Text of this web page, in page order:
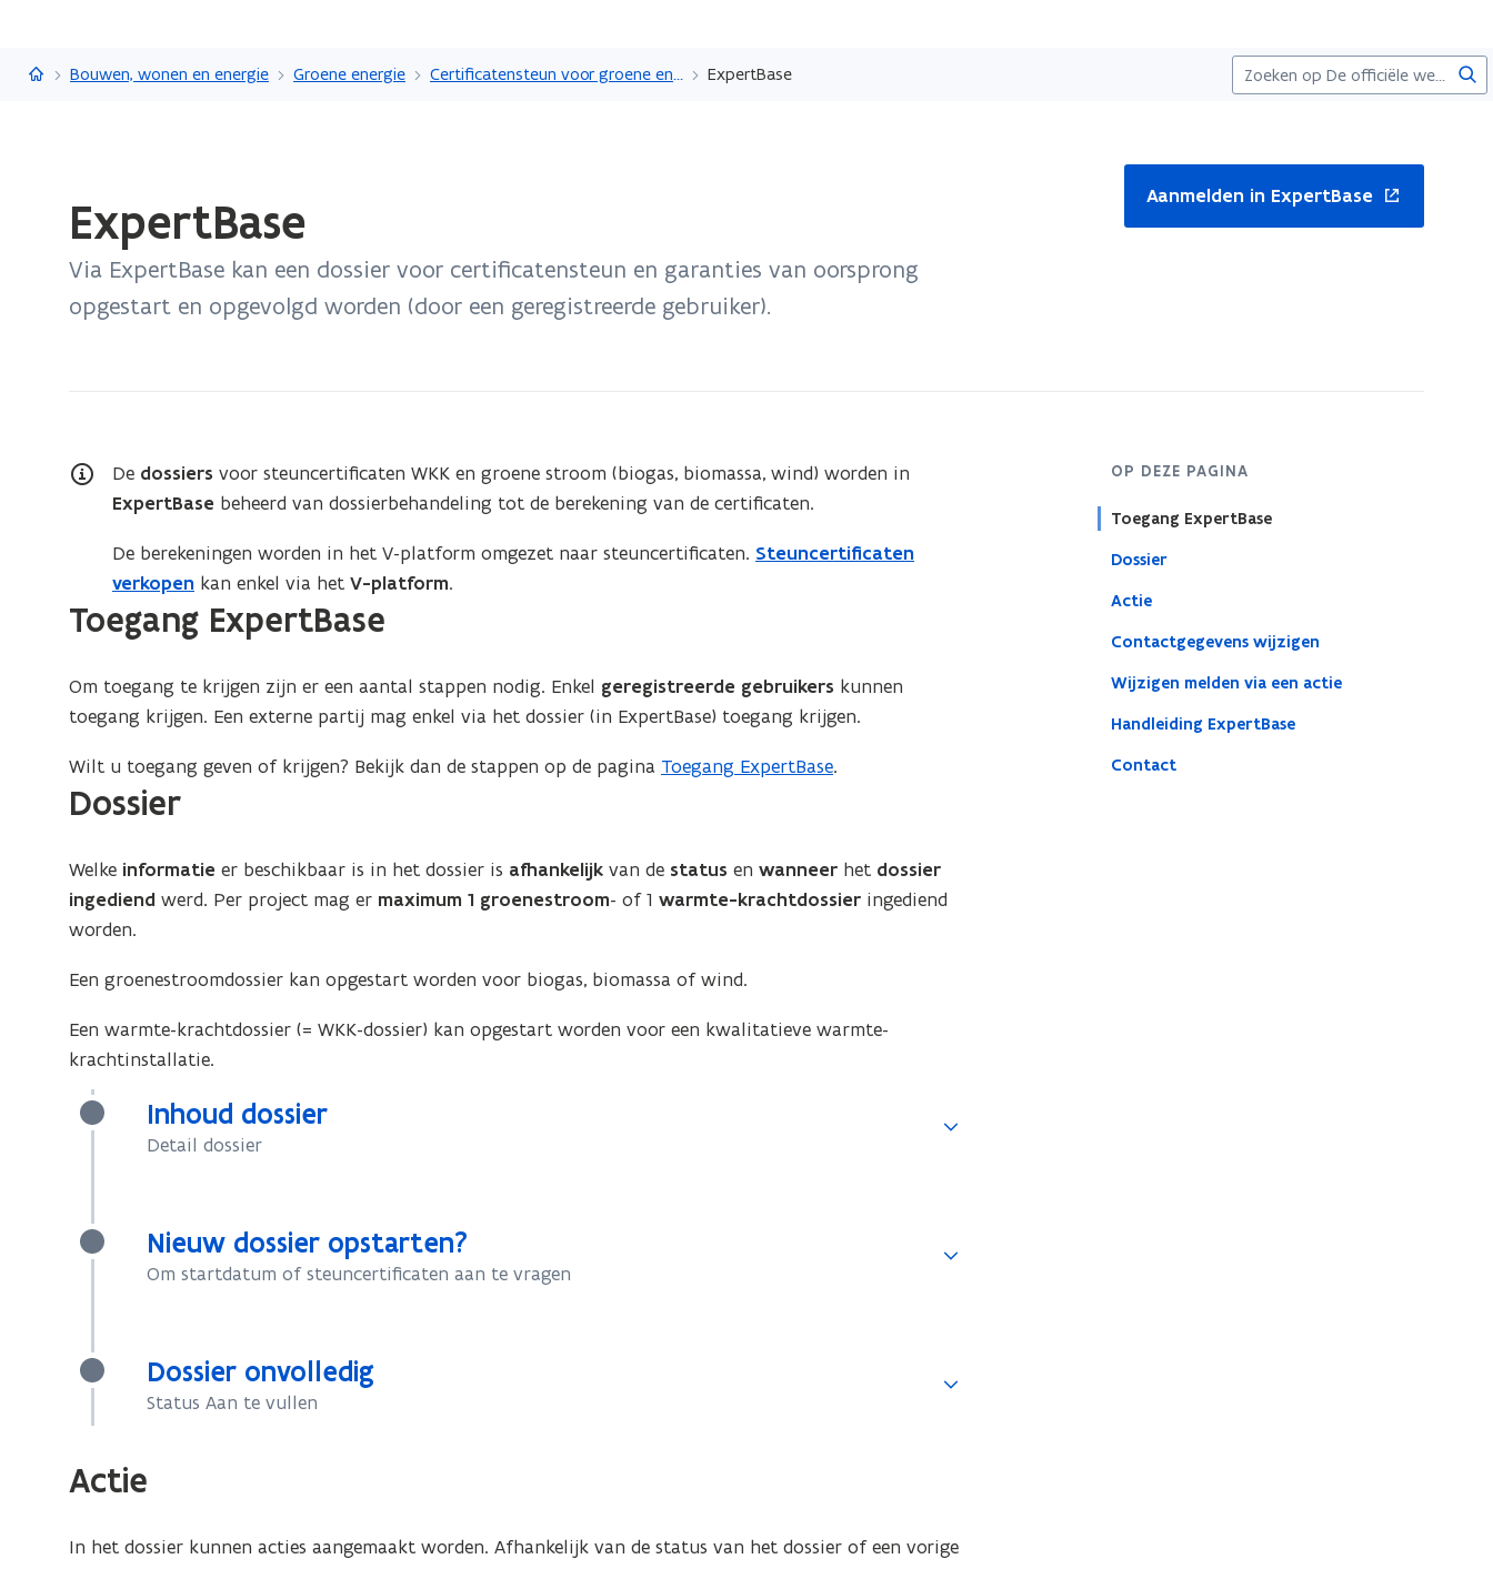
en
Vlaanderen.be
Bouwen, wonen en energie Groene energie Certificatensteun voor groene energie en WKK ExpertBase
laden.
bevindt
ExpertBase
Via ExpertBase kan een dossier voor certificatensteun en garanties van oorsprong
opgestart en opgevolgd worden (door een geregistreerde gebruiker).
Aanmelden in ExpertBase
OP DEZE PAGINA
Toegang ExpertBase
Dossier
Actie
Contactgegevens wijzigen
Wijzigen melden via een actie
Handleiding ExpertBase
Contact
De dossiersvoor steuncertificaten WKK en groene stroom (biogas, biomassa, wind) worden in
ExpertBase beheerd van dossierbehandeling tot de berekening van de certificaten.
De berekeningen worden in het V-platform omgezet naar steuncertificaten. Steuncertificaten
verkopen kan enkel via hetV-platform.
Toegang ExpertBase
Om toegang te krijgen zijn er een aantal stappen nodig. Enkel geregistreerde gebruikers kunnen
toegang krijgen. Een externe partij mag enkel via het dossier (in ExpertBase) toegang krijgen.
Wilt u toegang geven of krijgen? Bekijk dan de stappen op de pagina Toegang ExpertBase.
Dossier
Welke informatieer beschikbaar is in het dossier is afhankelijkvan de statusenwanneer het dossier
ingediendwerd. Per project mag er maximum 1 groenestroom- of 1warmte-krachtdossier ingediend
worden.
Een groenestroomdossier kan opgestart worden voor biogas, biomassa of wind.
Een warmte-krachtdossier (= WKK-dossier) kan opgestart worden voor een kwalitatieve warmte-
krachtinstallatie.
Inhoud dossier
Detail dossier
Nieuw dossier opstarten?
Om startdatum of steuncertificaten aan te vragen
Dossier onvolledig
Status Aan te vullen
Actie
In het dossier kunnen acties aangemaakt worden. Afhankelijk van de status van het dossier of een vorige